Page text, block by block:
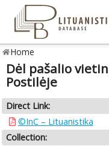
Home
Dėl pašalio
Postilėje
Direct Link:
©InC – Lituanistika
Collection: